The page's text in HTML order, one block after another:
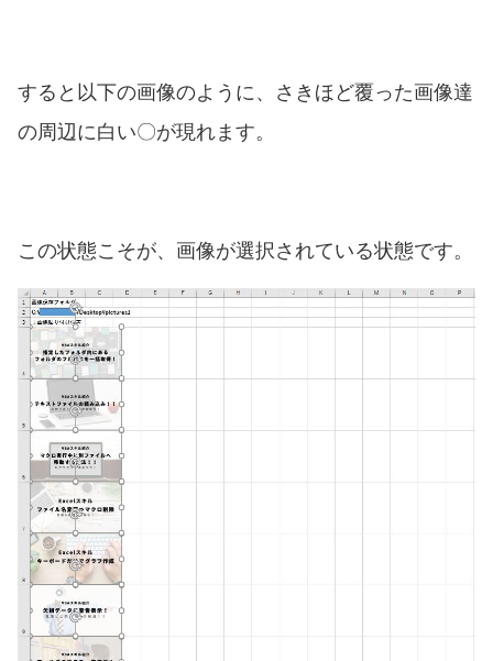
すると以下の画像のように、さきほど覆った画像達
の周辺に白い〇が現れます。
この状態こそが、画像が選択されている状態です。